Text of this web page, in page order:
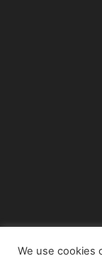
We use cookies